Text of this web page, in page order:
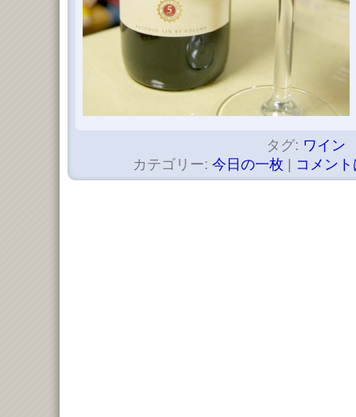
タグ: ワイン
カテゴリー: 今日の一枚 コメン